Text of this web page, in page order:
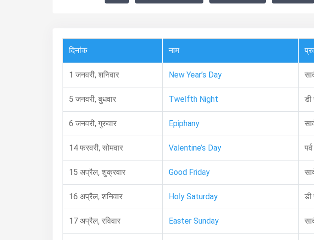
दिनांक नाम
1 जनवरी, शनिवार New Year’s Day
5 जनवरी, बुधवार Twelfth Night डी
6 जनवरी, गुरुवार Epiphany
14 फरवरी, सोमवार Valentine’s Day पर्व
15 अप्रैल, शुक्रवार Good Friday
16 अप्रैल, शनिवार Holy Saturday डी
17 अप्रैल, रविवार Easter Sunday